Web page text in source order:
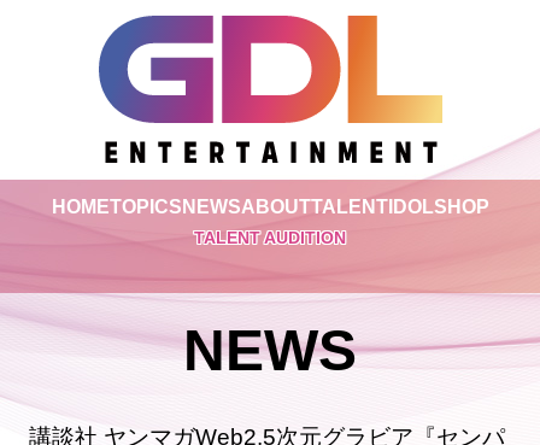
HOMETOPICS NEWSABOUTTALENTIDOLSHOP
TALENT AUDITION
NEWS
講談社 ヤンマガWeb2.5次元グラビア『センパ